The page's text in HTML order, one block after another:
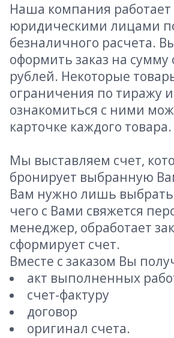
Наша компания работает
юридическими лицами
безналичного расчета.
оформить заказ на сумму
рублей. Некоторые
ограничения по тиражу и
ознакомиться с ними
карточке каждого товара.
Мы выставляем счет,
бронирует выбранную
Вам нужно лишь выбрать
чего с Вами свяжется
менеджер, обработает
сформирует счет.
Вместе с заказом Вы
акт выполненных
счет-фактуру
договор
оригинал счета.